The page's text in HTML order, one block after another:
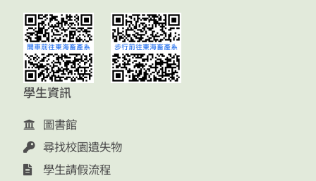
學生資訊
圖書館
尋找校園遺失物
學生請假流程